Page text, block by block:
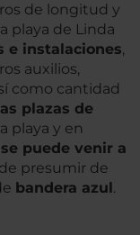
de longitud y
playa de Linda
e instalaciones,
auxilios,
como cantidad
plazas de
playa y en
se puede venir a
presumir de
bandera azul.